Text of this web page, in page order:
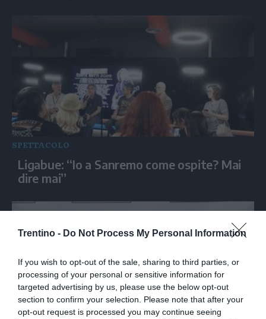
Trentino - Do Not Process My Personal Information
If you wish to opt-out of the sale, sharing to third parties, or
processing of your personal or sensitive information for
targeted advertising by us, please use the below opt-out
section to confirm your selection. Please note that after your
opt-out request is processed you may continue seeing
SPETTACOLO
Ligabue: “Io a Sanremo come ospite? Mai
dire mai”